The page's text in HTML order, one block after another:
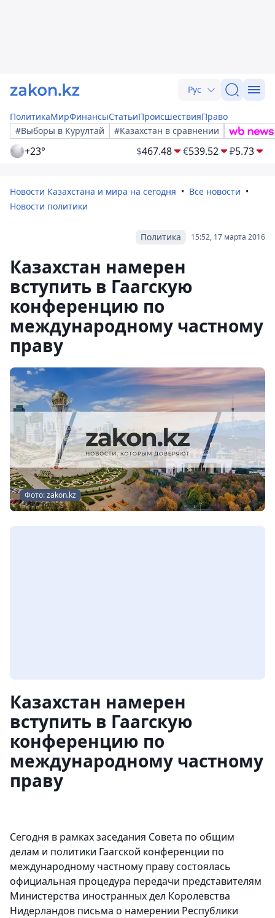
Рус
ПолитикаМирФинансыСтатьиПроисшествияПраво
#Выборы в Курултай
#Казахстан в сравнении
+23° $467.48 €539.52 ₽5.73
Новости Казахстана и мира на сегодня
Все новости
Новости политики
15:52, 17 марта 2016
Политика
Казахстан намерен
вступить в Гаагскую
конференцию по
международному частному
праву
Фото: zakon.kz
Казахстан намерен
вступить в Гаагскую
конференцию по
международному частному
праву
Сегодня в рамках заседания Совета по общим
делам и политики Гаагской конференции по
международному частному праву состоялась
официальная процедура передачи представителям
Министерства иностранных дел Королевства
Нидерландов письма о намерении Республики